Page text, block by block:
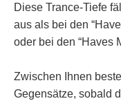
Diese Trance-Tiefe
aus als bei den
oder bei den “Haves
Zwischen Ihnen
Gegensätze, sobald